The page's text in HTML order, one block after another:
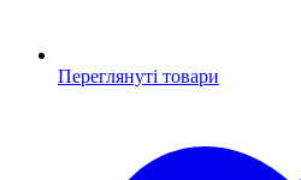
Переглянуті товари